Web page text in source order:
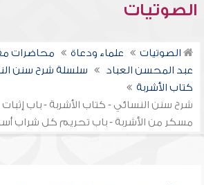
الصوتيات
الصوتيات علماء ودعاة
محاضرات
عبد المحسن العباد
سلسلة شرح سنن
كتاب الأشربة
شرح سنن النسائي - كتاب الأشربة - باب
مسكر من الأشربة - باب تحريم كل شراب